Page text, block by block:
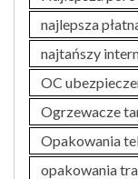
najlepsza
najtańszy
OC
Ogrzewacze
Opakowania
opakowania